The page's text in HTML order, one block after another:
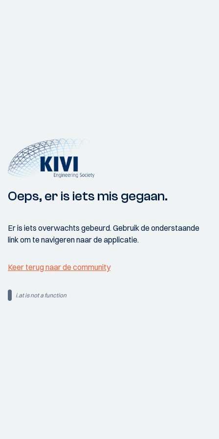
Oeps, er is iets mis gegaan.
Er is iets overwachts gebeurd. Gebruik de onderstaande
link om te navigeren naar de applicatie.
Keer terug naar de community
i.at is not a function